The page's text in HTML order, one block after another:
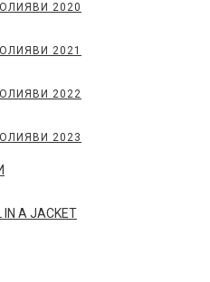
2020
2021
2022
2023